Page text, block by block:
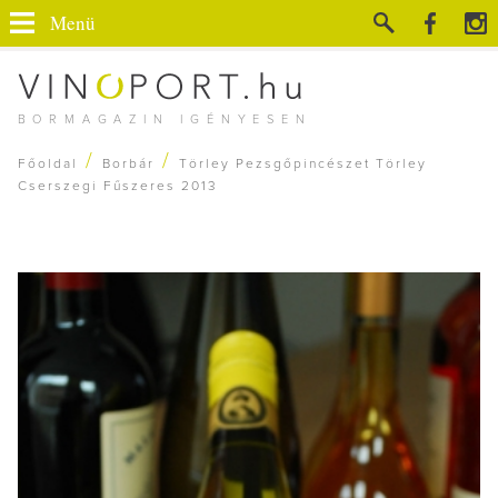
BORMAGAZIN IGÉNYESEN
Menü
Főoldal / Borbár /
Törley Pezsgőpincészet Törley
Cserszegi Fűszeres 2013